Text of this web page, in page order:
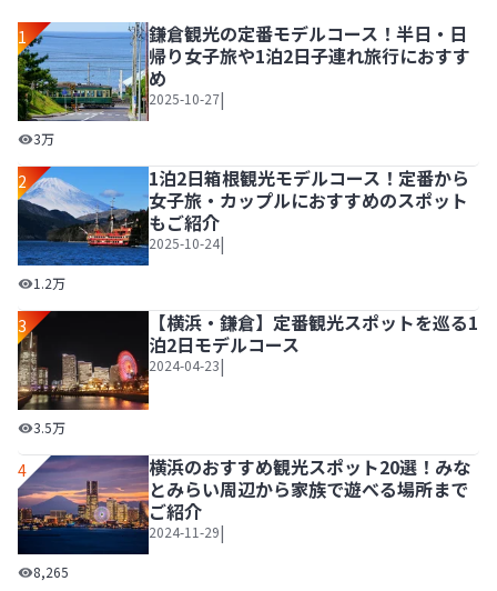
1
鎌倉観光の定番モデルコース！半日・日帰り女子旅や1泊2
3万
鎌倉観光の定番モデルコース！半日・日
帰り女子旅や1泊2日子連れ旅行におすす
め
2025-10-27|
2
1泊2日箱根観光モデルコース！定番から女子旅・カップル
1.2万
1泊2日箱根観光モデルコース！定番から
女子旅・カップルにおすすめのスポット
もご紹介
2025-10-24|
3
【横浜・鎌倉】定番観光スポットを巡る1泊2日モデルコース
3.5万
【横浜・鎌倉】定番観光スポットを巡る1
泊2日モデルコース
2024-04-23|
4
横浜のおすすめ観光スポット20選！みなとみらい周辺から
8,265
横浜のおすすめ観光スポット20選！みな
とみらい周辺から家族で遊べる場所まで
ご紹介
2024-11-29|